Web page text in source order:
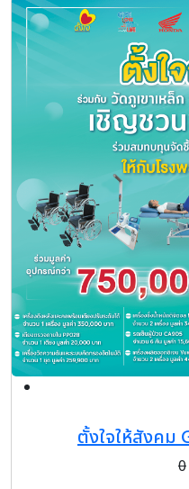
ตั้งใจให้สังคม
0